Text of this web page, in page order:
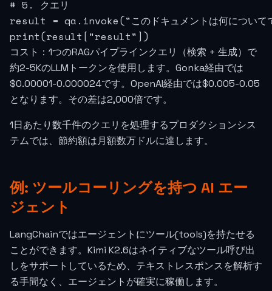
# 5. クエリ
result = qa.invoke("このドキュメントは何について
print(result["result"])
コスト：1つのRAGパイプラインクエリ（検索 + 生成）で
約2-5KのLLMトークンを使用します。Gonka経由では
$0.00001-0.000024です。OpenAI経由では$0.005-0.05
となります。その差は2,000倍です。
1日あたり数千件のクエリを処理するプロダクションシス
テムでは、節約額は月額数万ドルに達します。
例: ツールコーリングを持つ AI エー
ジェント
LangChainではエージェントにツール(tools)を持たせる
ことができます。Kimi K2.6はネイティブなツール呼び出
しをサポートしているため、テキストレスポンスを解析す
る手間なく、エージェントが確実に稼働します。